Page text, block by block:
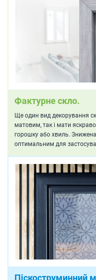
Фактурне скло.
Ще один вид декорування
матовим, так і мати
горошку або хвиль.
оптимальним для
Піскоструминний